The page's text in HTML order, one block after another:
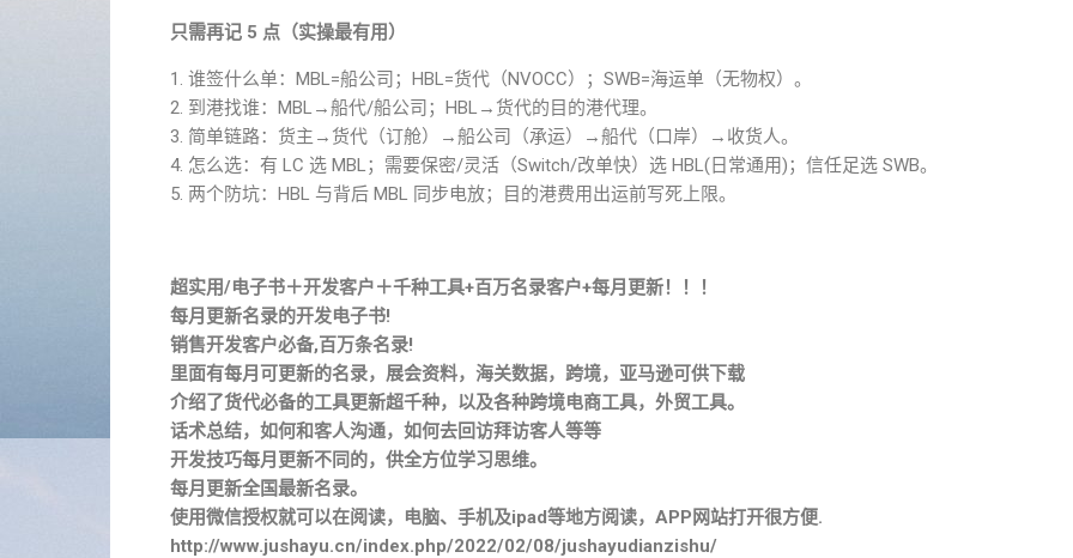
只需再记 5 点（实操最有用）
1. 谁签什么单：MBL=船公司；HBL=货代（NVOCC）；SWB=海运单（无物权）。
2. 到港找谁：MBL→船代/船公司；HBL→货代的目的港代理。
3. 简单链路：货主→货代（订舱）→船公司（承运）→船代（口岸）→收货人。
4. 怎么选：有 LC 选 MBL；需要保密/灵活（Switch/改单快）选 HBL(日常通用)；信任足选 SWB。
5. 两个防坑：HBL 与背后 MBL 同步电放；目的港费用出运前写死上限。
超实用/电子书＋开发客户＋千种工具+百万名录客户+每月更新！！！
每月更新名录的开发电子书!
销售开发客户必备,百万条名录!
里面有每月可更新的名录，展会资料，海关数据，跨境，亚马逊可供下载
介绍了货代必备的工具更新超千种，以及各种跨境电商工具，外贸工具。
话术总结，如何和客人沟通，如何去回访拜访客人等等
开发技巧每月更新不同的，供全方位学习思维。
每月更新全国最新名录。
使用微信授权就可以在阅读，电脑、手机及ipad等地方阅读，APP网站打开很方便.
http://www.jushayu.cn/index.php/2022/02/08/jushayudianzishu/